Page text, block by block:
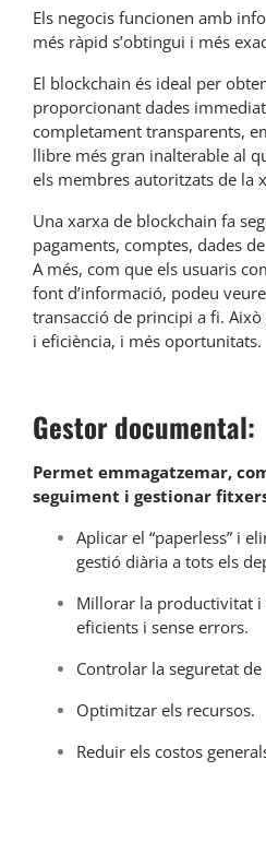
Els negocis funcionen amb
més ràpid s’obtingui i més
El blockchain és ideal per
proporcionant dades
completament transparents,
llibre més gran inalterable al
els membres autoritzats de la
Una xarxa de blockchain fa
pagaments, comptes, dades
A més, com que els usuaris
font d’informació, podeu
transacció de principi a fi.
i eficiència, i més oportunitats.
Gestor documental:
Permet emmagatzemar,
seguiment i gestionar
Aplicar el “paperless” i
gestió diària a tots els
Millorar la productivitat i
eficients i sense errors.
Controlar la seguretat de
Optimitzar els recursos.
Reduir els costos